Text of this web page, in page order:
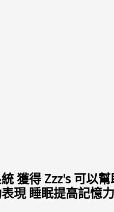
獲得 Zzz's 可以
現 睡眠提高記憶力